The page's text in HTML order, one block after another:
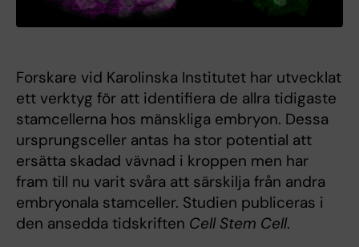
Forskare vid Karolinska Institutet har utvecklat
ett verktyg för att identifiera de allra tidigaste
stamcellerna hos mänskliga embryon. Dessa
ursprungsceller antas ha stor potential att
ersätta skadad vävnad i kroppen men har
fram till nu varit svåra att särskilja från andra
embryonala stamceller. Studien publiceras i
den ansedda tidskriften Cell Stem Cell.